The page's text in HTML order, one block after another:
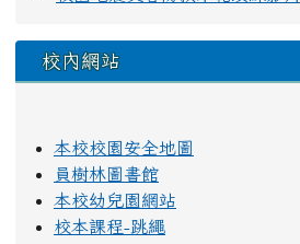
校內網站
本校校園安全地圖
員樹林圖書館
本校幼兒園網站
校本課程-跳繩